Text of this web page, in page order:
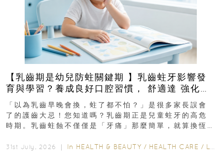
【乳齒期是幼兒防蛀關鍵期 】乳齒蛀牙影響發
育與學習？養成良好口腔習慣， 舒適達 強化琺
瑯質 兒童牙膏防護指南
「以為乳齒早晚會換，蛀了都不怕？」是很多家長誤會
了的護齒大忌！您知道嗎？乳齒期正是兒童蛀牙的高危
時期。乳齒蛀蝕不僅僅是「牙痛」那麼簡單，就算換恆
31st July, 2026 ｜ In HEALTH & BEAUTY / HEALTH CARE / LIFESTYLE